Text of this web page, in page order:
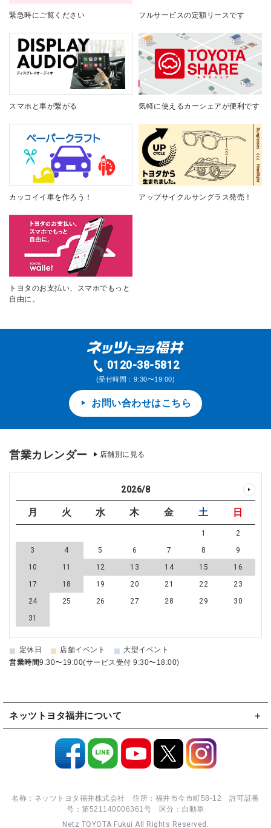
緊急時にご覧ください フルサービスの定額リースです
スマホと車が繋がる 気軽に使えるカーシェアが便利です
カッコイイ車を作ろう！ アップサイクルサングラス発売！
トヨタのお支払い、スマホでもっと
自由に。
0120-38-5812
(受付時間：9:30〜19:00)
お問い合わせはこちら
営業カレンダー 店舗別に見る
2026/8
月 火 水 木 金 土 日
1
2
3
4 5 6 7 8
9
10
11 12 13 14 15
16
17
18 19 20 21 22
23
24
25 26 27 28 29
30
31
■ 定休日 ■ 店舗イベント ■ 大型イベント
営業時間9:30〜19:00(サービス受付 9:30〜18:00)
ネッツトヨタ福井について
名称：ネッツトヨタ福井株式会社 住所：福井市今市町58-12 許可証番
号：第521140006361号 区分：自動車
Netz TOYOTA Fukui All Rights Reserved.